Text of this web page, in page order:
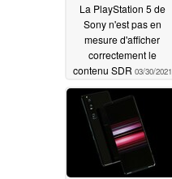
La PlayStation 5 de
Sony n'est pas en
mesure d'afficher
correctement le
contenu SDR 03/30/2021